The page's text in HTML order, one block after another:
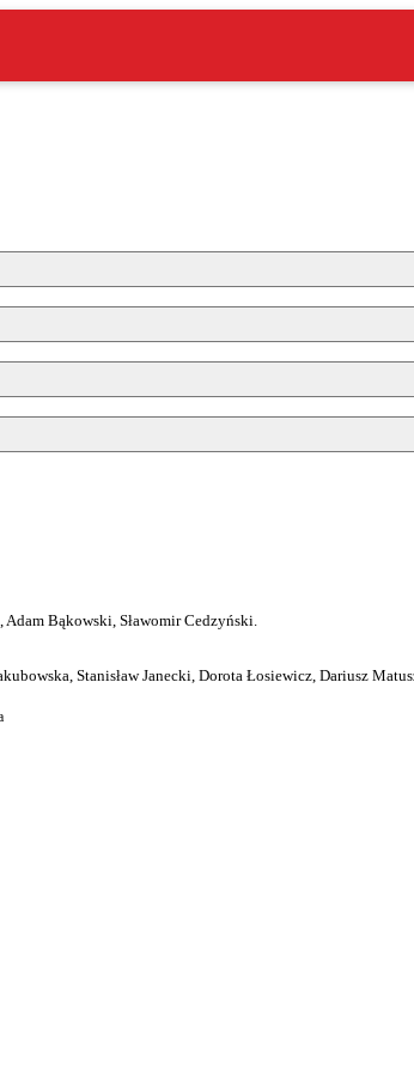
Bąkowski, Sławomir Cedzyński.
Stanisław Janecki, Dorota Łosiewicz, Dariusz